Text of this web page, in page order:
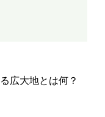
広大地とは何？